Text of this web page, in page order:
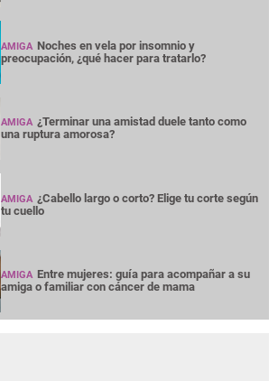
AMIGA Noches en vela por insomnio y
preocupación, ¿qué hacer para tratarlo?
AMIGA ¿Terminar una amistad duele tanto como
una ruptura amorosa?
AMIGA ¿Cabello largo o corto? Elige tu corte según
tu cuello
AMIGA Entre mujeres: guía para acompañar a su
amiga o familiar con cáncer de mama